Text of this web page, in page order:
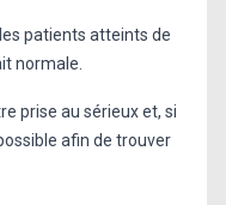
patients atteints de
normale.
prise au sérieux et, si
afin de trouver